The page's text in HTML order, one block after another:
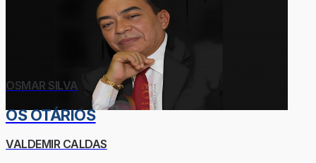
OSMAR SILVA
OS OTÁRIOS
VALDEMIR CALDAS